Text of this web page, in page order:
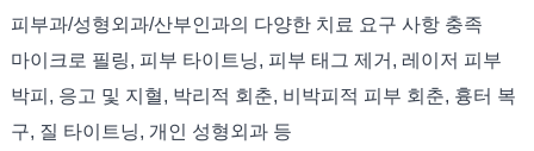
피부과/성형외과/산부인과의 다양한 치료 요구 사항 충족
마이크로 필링, 피부 타이트닝, 피부 태그 제거, 레이저 피부
박피, 응고 및 지혈, 박리적 회춘, 비박피적 피부 회춘, 흉터 복
구, 질 타이트닝, 개인 성형외과 등